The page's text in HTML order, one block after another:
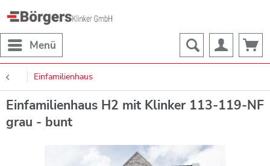
Menü
Einfamilienhaus
Einfamilienhaus H2 mit Klinker 113-119-NF
grau - bunt